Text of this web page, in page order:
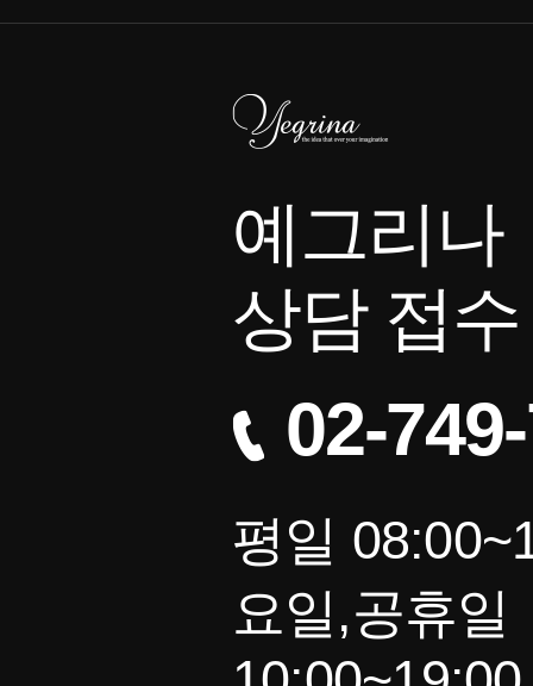
예그리나
상담 접수
02-
평일
요일,공휴일